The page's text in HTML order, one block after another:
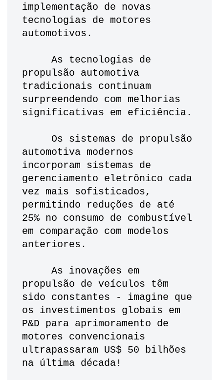
implementação de novas
tecnologias de motores
automotivos.
propulsão automotiva
tradicionais continuam
surpreendendo com melhorias
significativas em eficiência.
automotiva modernos
incorporam sistemas de
gerenciamento eletrônico cada
vez mais sofisticados,
permitindo reduções de até
25% no consumo de combustível
em comparação com modelos
anteriores.
propulsão de veículos têm
sido constantes - imagine que
os investimentos globais em
P&D para aprimoramento de
motores convencionais
ultrapassaram US$ 50 bilhões
na última década!